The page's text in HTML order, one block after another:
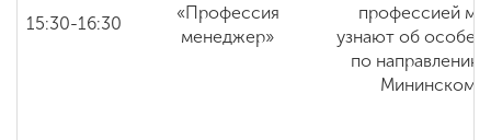
15:30-16:30
«Профессия
менеджер»
профессией
узнают об
по
Мининском